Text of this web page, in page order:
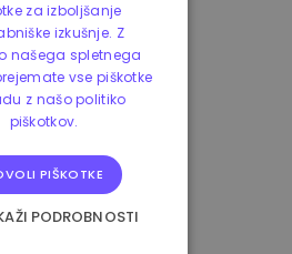
za izboljšanje
izkušnje. Z
našega spletnega
vse piškotke
z našo politiko
piškotkov.
PIŠKOTKE
PODROBNOSTI